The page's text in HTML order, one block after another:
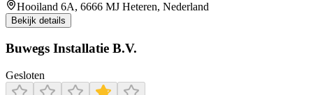
Hooiland 6A, 6666 MJ Heteren, Nederland
Bekijk details
Buwegs Installatie B.V.
Gesloten